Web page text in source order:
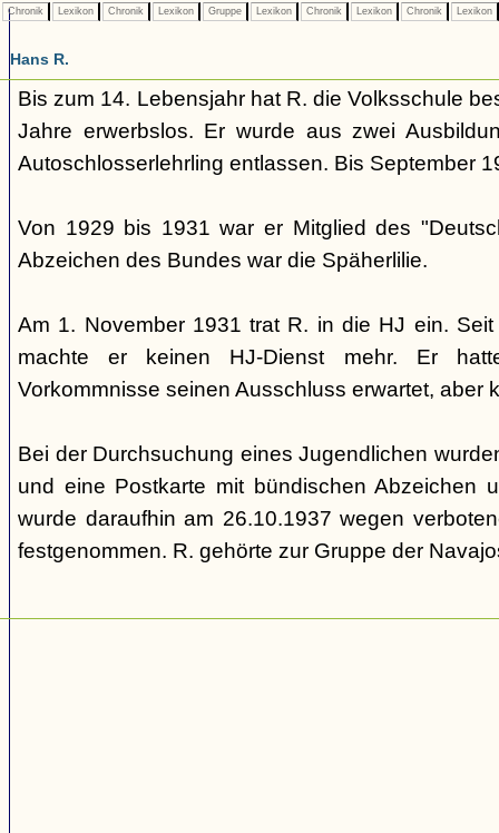
Chronik Lexikon Chronik Lexikon Gruppe Lexikon Chronik Lexikon Chronik Lexikon
Hans R.
Bis zum 14. Lebensjahr hat R. die Volksschule
Jahre erwerbslos. Er wurde aus zwei
Autoschlosserlehrling entlassen. Bis September
Von 1929 bis 1931 war er Mitglied des
Abzeichen des Bundes war die Späherlilie.
Am 1. November 1931 trat R. in die HJ ein.
machte er keinen HJ-Dienst mehr. Er
Vorkommnisse seinen Ausschluss erwartet, aber
Bei der Durchsuchung eines Jugendlichen
und eine Postkarte mit bündischen Abzeichen
wurde daraufhin am 26.10.1937 wegen
festgenommen. R. gehörte zur Gruppe der